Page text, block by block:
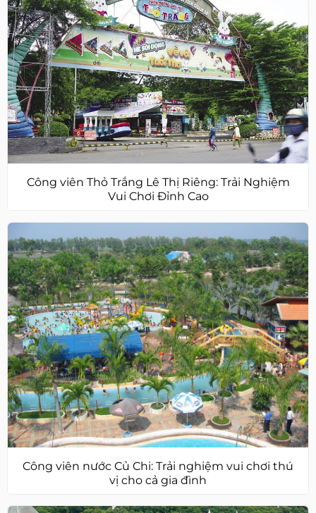
Công viên Thỏ Trắng Lê Thị Riêng: Trải Nghiệm
Vui Chơi Đỉnh Cao
Công viên nước Củ Chi: Trải nghiệm vui chơi thú
vị cho cả gia đình